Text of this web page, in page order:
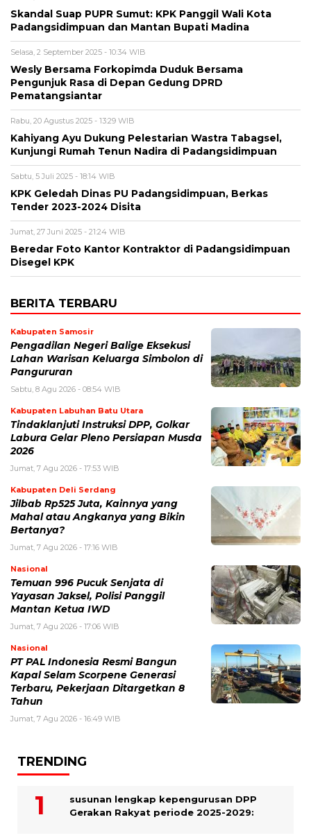
Skandal Suap PUPR Sumut: KPK Panggil Wali Kota
Padangsidimpuan dan Mantan Bupati Madina
Selasa, 2 September 2025 - 10:34 WIB
Wesly Bersama Forkopimda Duduk Bersama
Pengunjuk Rasa di Depan Gedung DPRD
Pematangsiantar
Rabu, 20 Agustus 2025 - 13:29 WIB
Kahiyang Ayu Dukung Pelestarian Wastra Tabagsel,
Kunjungi Rumah Tenun Nadira di Padangsidimpuan
Sabtu, 5 Juli 2025 - 18:14 WIB
KPK Geledah Dinas PU Padangsidimpuan, Berkas
Tender 2023-2024 Disita
Jumat, 27 Juni 2025 - 21:24 WIB
Beredar Foto Kantor Kontraktor di Padangsidimpuan
Disegel KPK
BERITA TERBARU
Kabupaten Samosir
Pengadilan Negeri Balige Eksekusi
Lahan Warisan Keluarga Simbolon di
Pangururan
Sabtu, 8 Agu 2026 - 08:54 WIB
Kabupaten Labuhan Batu Utara
Tindaklanjuti Instruksi DPP, Golkar
Labura Gelar Pleno Persiapan Musda
2026
Jumat, 7 Agu 2026 - 17:53 WIB
Kabupaten Deli Serdang
Jilbab Rp525 Juta, Kainnya yang
Mahal atau Angkanya yang Bikin
Bertanya?
Jumat, 7 Agu 2026 - 17:16 WIB
Nasional
Temuan 996 Pucuk Senjata di
Yayasan Jaksel, Polisi Panggil
Mantan Ketua IWD
Jumat, 7 Agu 2026 - 17:06 WIB
Nasional
PT PAL Indonesia Resmi Bangun
Kapal Selam Scorpene Generasi
Terbaru, Pekerjaan Ditargetkan 8
Tahun
Jumat, 7 Agu 2026 - 16:49 WIB
TRENDING
susunan lengkap kepengurusan DPP
Gerakan Rakyat periode 2025-2029: